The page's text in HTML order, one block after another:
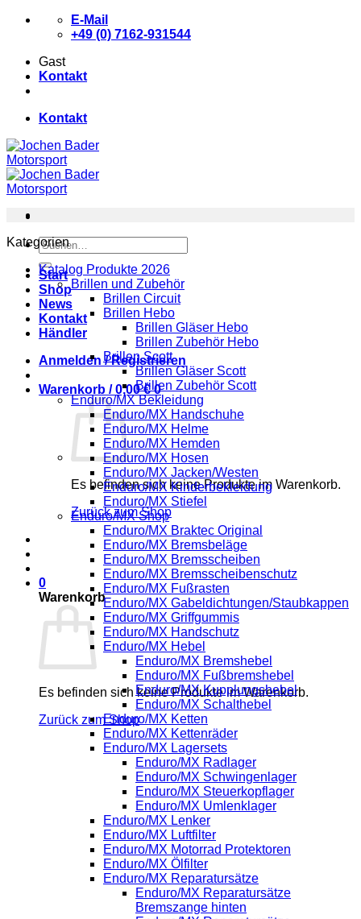
Zum
E-Mail
+49 (0) 7162-931544
Gast
Kontakt
Kontakt
Suchen
nach:
Start
Shop
News
Kontakt
Händler
Anmelden / Registrieren
Warenkorb /0,00€ 0
Es befinden sich keine Produkte im Warenkorb.
Zurück zum Shop
0
Warenkorb
Es befinden sich keine Produkte im Warenkorb.
Zurück zum Shop
Kategorien
Katalog Produkte 2026
Brillen und Zubehör
Brillen Circuit
Brillen Hebo
Brillen Gläser Hebo
Brillen Zubehör Hebo
Brillen Scott
Brillen Gläser Scott
Brillen Zubehör Scott
Enduro/MX Bekleidung
Enduro/MX Handschuhe
Enduro/MX Helme
Enduro/MX Hemden
Enduro/MX Hosen
Enduro/MX Jacken/Westen
Enduro/MX Kinderbekleidung
Enduro/MX Stiefel
Enduro/MX Shop
Enduro/MX Braktec Original
Enduro/MX Bremsbeläge
Enduro/MX Bremsscheiben
Enduro/MX Bremsscheibenschutz
Enduro/MX Fußrasten
Enduro/MX Gabeldichtungen/Staubkappen
Enduro/MX Griffgummis
Enduro/MX Handschutz
Enduro/MX Hebel
Enduro/MX Bremshebel
Enduro/MX Fußbremshebel
Enduro/MX Kupplungshebel
Enduro/MX Schalthebel
Enduro/MX Ketten
Enduro/MX Kettenräder
Enduro/MX Lagersets
Enduro/MX Radlager
Enduro/MX Schwingenlager
Enduro/MX Steuerkopflager
Enduro/MX Umlenklager
Enduro/MX Lenker
Enduro/MX Luftfilter
Enduro/MX Motorrad Protektoren
Enduro/MX Ölfilter
Enduro/MX Reparatursätze
Enduro/MX Reparatursätze
Bremszange hinten